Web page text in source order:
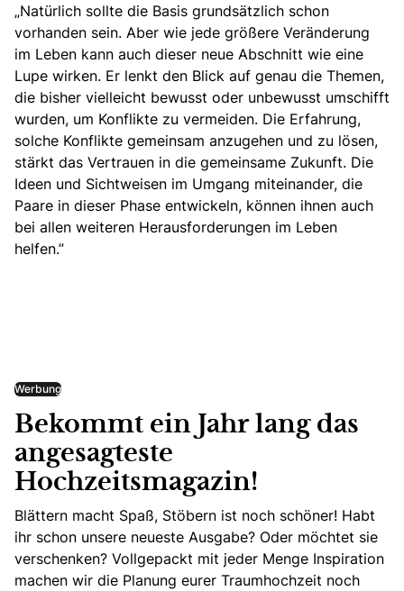
„Natürlich sollte die Basis grundsätzlich schon
vorhanden sein. Aber wie jede größere Veränderung
im Leben kann auch dieser neue Abschnitt wie eine
Lupe wirken. Er lenkt den Blick auf genau die Themen,
die bisher vielleicht bewusst oder unbewusst umschifft
wurden, um Konflikte zu vermeiden. Die Erfahrung,
solche Konflikte gemeinsam anzugehen und zu lösen,
stärkt das Vertrauen in die gemeinsame Zukunft. Die
Ideen und Sichtweisen im Umgang miteinander, die
Paare in dieser Phase entwickeln, können ihnen auch
bei allen weiteren Herausforderungen im Leben
helfen.”
Werbung
Bekommt ein Jahr lang das
angesagteste
Hochzeitsmagazin!
Blättern macht Spaß, Stöbern ist noch schöner! Habt
ihr schon unsere neueste Ausgabe? Oder möchtet sie
verschenken? Vollgepackt mit jeder Menge Inspiration
machen wir die Planung eurer Traumhochzeit noch